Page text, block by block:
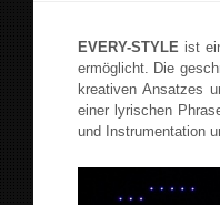
EVERY-STYLE ist
ermöglicht. Die
kreativen Ansatzes
einer lyrischen
und Instrumentation